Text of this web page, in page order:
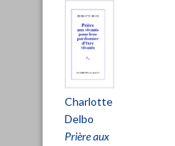
Charlotte
Delbo
Prière aux